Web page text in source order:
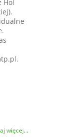
Hol
więcej...